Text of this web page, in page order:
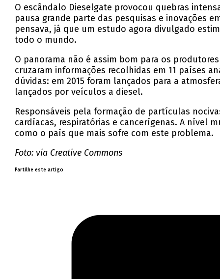
O escândalo Dieselgate provocou quebras
pausa grande parte das pesquisas e inovações
pensava, já que um estudo agora divulgado
todo o mundo.
O panorama não é assim bom para os
cruzaram informações recolhidas em 11 países
dúvidas: em 2015 foram lançados para a
lançados por veículos a diesel.
Responsáveis pela formação de partículas
cardíacas, respiratórias e cancerígenas. A nível
como o país que mais sofre com este problema.
Foto: via Creative Commons
Partilhe este artigo